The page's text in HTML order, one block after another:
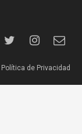
Política de Privacidad